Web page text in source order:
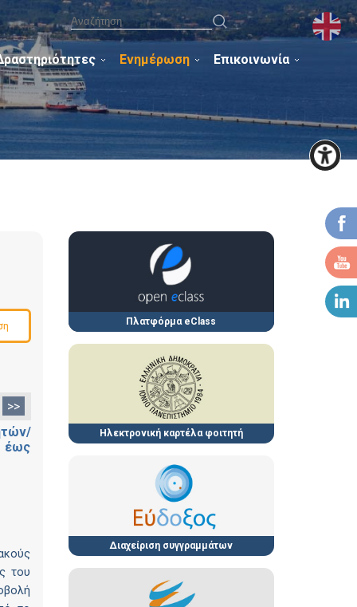
Ενημέρωση Επικοινωνία
>>
έως
του
Πλατφόρμα eClass
Ηλεκτρονική καρτέλα φοιτητή
Διαχείριση συγγραμμάτων